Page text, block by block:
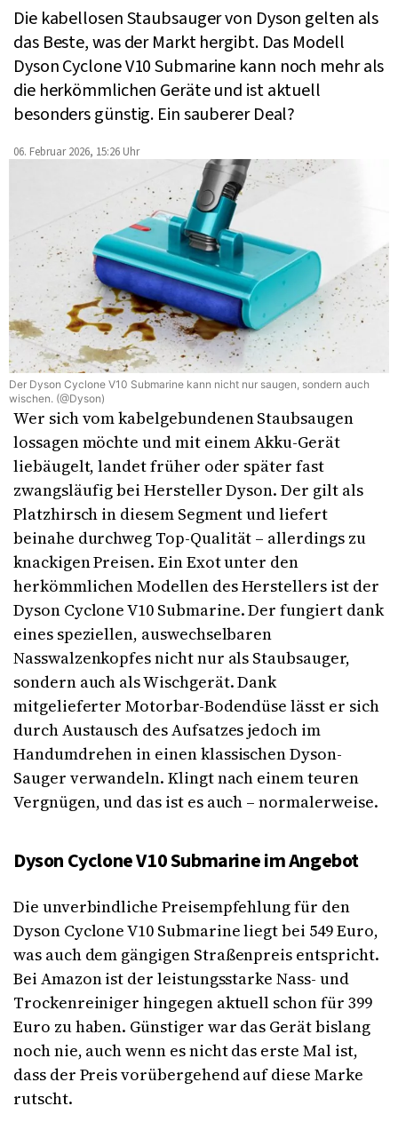
Die kabellosen Staubsauger von Dyson gelten als
das Beste, was der Markt hergibt. Das Modell
Dyson Cyclone V10 Submarine kann noch mehr als
die herkömmlichen Geräte und ist aktuell
besonders günstig. Ein sauberer Deal?
06. Februar 2026, 15:26 Uhr
Der Dyson Cyclone V10 Submarine kann nicht nur saugen, sondern auch
wischen. (@Dyson)
Wer sich vom kabelgebundenen Staubsaugen
lossagen möchte und mit einem Akku-Gerät
liebäugelt, landet früher oder später fast
zwangsläufig bei Hersteller Dyson. Der gilt als
Platzhirsch in diesem Segment und liefert
beinahe durchweg Top-Qualität – allerdings zu
knackigen Preisen. Ein Exot unter den
herkömmlichen Modellen des Herstellers ist der
Dyson Cyclone V10 Submarine. Der fungiert dank
eines speziellen, auswechselbaren
Nasswalzenkopfes nicht nur als Staubsauger,
sondern auch als Wischgerät. Dank
mitgelieferter Motorbar-Bodendüse lässt er sich
durch Austausch des Aufsatzes jedoch im
Handumdrehen in einen klassischen Dyson-
Sauger verwandeln. Klingt nach einem teuren
Vergnügen, und das ist es auch – normalerweise.
Dyson Cyclone V10 Submarine im Angebot
Die unverbindliche Preisempfehlung für den
Dyson Cyclone V10 Submarine liegt bei 549 Euro,
was auch dem gängigen Straßenpreis entspricht.
Bei Amazon ist der leistungsstarke Nass- und
Trockenreiniger hingegen aktuell schon für 399
Euro zu haben. Günstiger war das Gerät bislang
noch nie, auch wenn es nicht das erste Mal ist,
dass der Preis vorübergehend auf diese Marke
rutscht.